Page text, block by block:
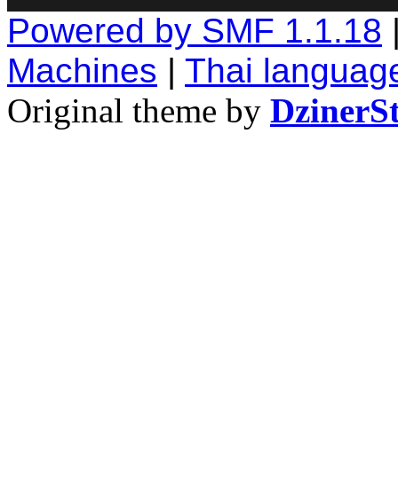
Powered by SMF 1.1.18
Machines | Thai
Original theme by